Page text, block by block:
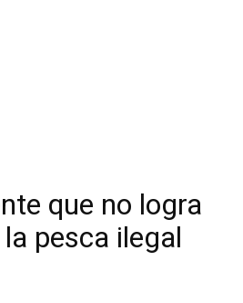
que no logra
pesca ilegal